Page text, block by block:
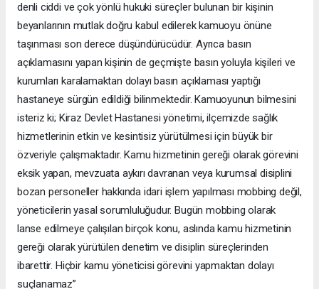
denli ciddi ve çok yönlü hukuki süreçler bulunan bir kişinin
beyanlarının mutlak doğru kabul edilerek kamuoyu önüne
taşınması son derece düşündürücüdür. Ayrıca basın
açıklamasını yapan kişinin de geçmişte basın yoluyla kişileri ve
kurumları karalamaktan dolayı basın açıklaması yaptığı
hastaneye sürgün edildiği bilinmektedir. Kamuoyunun bilmesini
isteriz ki; Kiraz Devlet Hastanesi yönetimi, ilçemizde sağlık
hizmetlerinin etkin ve kesintisiz yürütülmesi için büyük bir
özveriyle çalışmaktadır. Kamu hizmetinin gereği olarak görevini
eksik yapan, mevzuata aykırı davranan veya kurumsal disiplini
bozan personeller hakkında idari işlem yapılması mobbing değil,
yöneticilerin yasal sorumluluğudur. Bugün mobbing olarak
lanse edilmeye çalışılan birçok konu, aslında kamu hizmetinin
gereği olarak yürütülen denetim ve disiplin süreçlerinden
ibarettir. Hiçbir kamu yöneticisi görevini yapmaktan dolayı
suçlanamaz”